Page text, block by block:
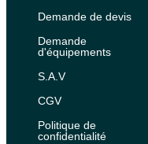
Demande de devis
Demande
d'équipements
S.A.V
CGV
Politique de
confidentialité